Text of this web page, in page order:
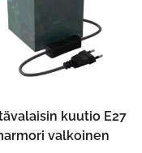
kuutio E27
valkoinen